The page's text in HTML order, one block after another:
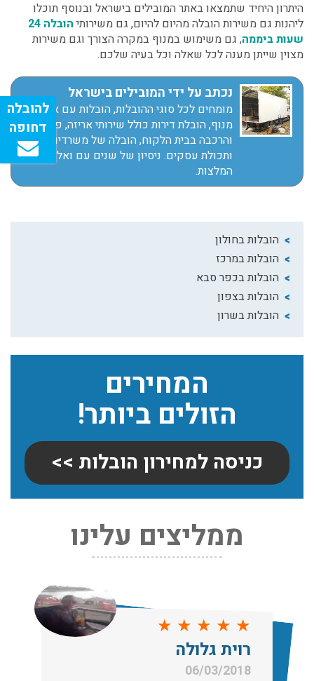
הובלות בחולון
הובלות במרכז
הובלות בכפר סבא
הובלות בצפון
הובלות בשרון
המחירים
הזולים ביותר!
כניסה למחירון הובלות >>
ממליצים עלינו
★
★
★
★
★
רוית גלולה
06/03/2018
שירותי אריזה:
לפני שמתבצעת ההובלה צריכים לדאוג לארוז את הכל כמו
ברמה הגבוהה ביותר, לקבלת הצעת מחיר כנסו עכשיו
עודכן לאחרונה: 31/05/2026, 15:42
הובלות בתל אביב:
עודכן לאחרונה: 30/03/2026, 12:23
היתרון היחיד שתמצאו באתר המובילים בישראל ובנוסף תוכלו
ליהנות גם משירות הובלה מהיום להיום, גם משירותי
הובלה 24
שעות ביממה, גם משימוש במנוף במקרה הצורך וגם משירות
מצוין שייתן מענה לכל שאלה וכל בעיה שלכם.
נכתב על ידי המובילים בישראל
מומחים לכל סוגי ההובלות, הובלות עם או בלי
מנוף, הובלת דירות כולל שירותי אריזה, פירוק
והרכבה בבית הלקוח, הובלה של משרדים
ותכולת עסקים. ניסיון של שנים עם ואלפי
המלצות.